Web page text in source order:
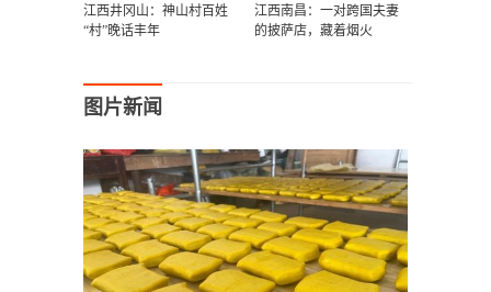
江西井冈山：神山村百姓
“村”晚话丰年
江西南昌：一对跨国夫妻
的披萨店，藏着烟火
图片新闻